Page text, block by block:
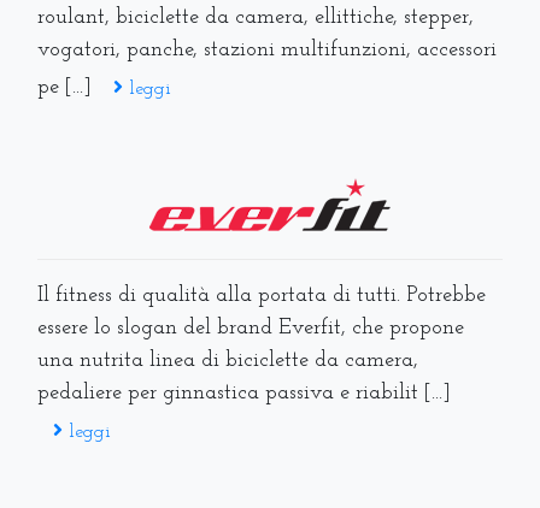
roulant, biciclette da camera, ellittiche, stepper,
vogatori, panche, stazioni multifunzioni, accessori
pe [...]
leggi
Il fitness di qualità alla portata di tutti. Potrebbe
essere lo slogan del brand Everfit, che propone
una nutrita linea di biciclette da camera,
pedaliere per ginnastica passiva e riabilit [...]
leggi